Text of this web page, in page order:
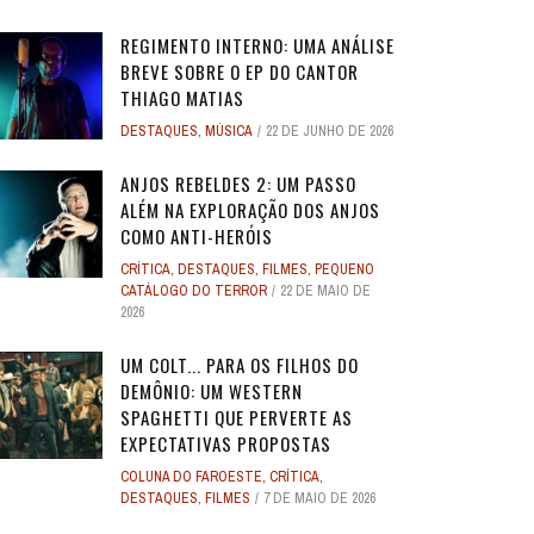
SUPERMAN
17 DE JULHO DE 2025
ANJOS REBELDES: UM EXPERIMENTO
SINGULAR DO CINEMA DE HORROR
DOS ANOS 1990, ...
28 DE ABRIL DE 2026 3
ANJOS REBELDES: UM EXPERIMENTO
SINGULAR DO CINEMA DE HORROR
DOS ANOS 1990, ...
28 DE ABRIL DE 2026 3
VERÃO PASSADO: UMA SÉRIE JUVENIL
...
4 DE JULHO DE 2025 32
MENINO LOBO
31 DE AGOSTO DE 2016
REGIMENTO INTERNO: UMA ANÁLISE
BREVE SOBRE O EP DO CANTOR
THIAGO MATIAS
DESTAQUES, MÚSICA 22 DE JUNHO DE 2026
ANJOS REBELDES 2: UM PASSO
ALÉM NA EXPLORAÇÃO DOS ANJOS
COMO ANTI-HERÓIS
CRÍTICA, DESTAQUES, FILMES, PEQUENO
CATÁLOGO DO TERROR
22 DE MAIO DE
2026
UM COLT... PARA OS FILHOS DO
DEMÔNIO: UM WESTERN
SPAGHETTI QUE PERVERTE AS
EXPECTATIVAS PROPOSTAS
COLUNA DO FAROESTE, CRÍTICA,
DESTAQUES, FILMES 7 DE MAIO DE 2026